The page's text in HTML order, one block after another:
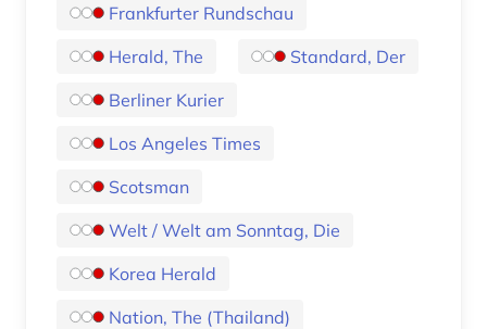
Frankfurter Rundschau
Herald, The
Standard, Der
Berliner Kurier
Los Angeles Times
Scotsman
Welt / Welt am Sonntag, Die
Korea Herald
Nation, The (Thailand)